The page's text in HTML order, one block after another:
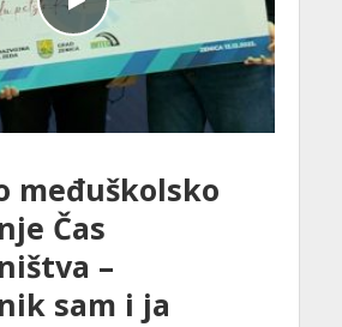
međuškolsko
Čas
–
sam i ja